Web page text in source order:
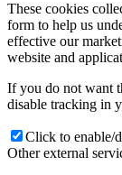
These cookies
form to help us
effective our
website and
If you do not want
disable tracking in
Click to enable/
Other external